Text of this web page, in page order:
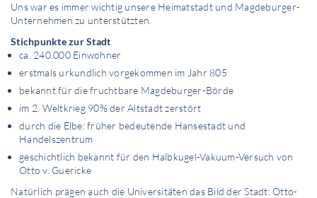
Uns war es immer wichtig unsere Heimatstadt und Magdeburger-
Unternehmen zu unterstützten.
Stichpunkte zur Stadt
ca. 240.000 Einwohner
erstmals urkundlich vorgekommen im Jahr 805
bekannt für die fruchtbare Magdeburger-Börde
im 2. Weltkrieg 90% der Altstadt zerstört
durch die Elbe: früher bedeutende Hansestadt und
Handelszentrum
geschichtlich bekannt für den Halbkugel-Vakuum-Versuch von
Otto v. Guericke
Natürlich prägen auch die Universitäten das Bild der Stadt: Otto-